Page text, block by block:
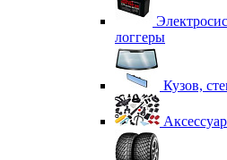
логгеры
Кузов,